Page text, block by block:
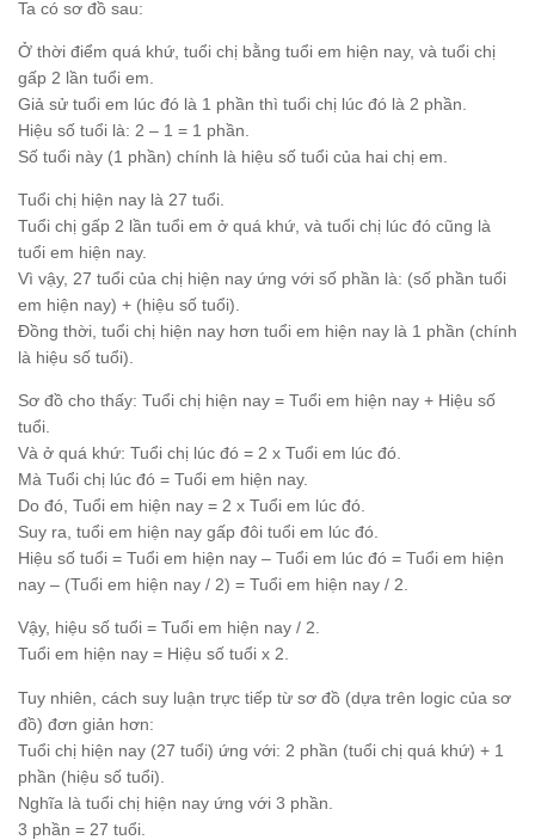
Ta có sơ đồ sau:
Ở thời điểm quá khứ, tuổi chị bằng tuổi em hiện nay, và tuổi chị
gấp 2 lần tuổi em.
Giả sử tuổi em lúc đó là 1 phần thì tuổi chị lúc đó là 2 phần.
Hiệu số tuổi là: 2 – 1 = 1 phần.
Số tuổi này (1 phần) chính là hiệu số tuổi của hai chị em.
Tuổi chị hiện nay là 27 tuổi.
Tuổi chị gấp 2 lần tuổi em ở quá khứ, và tuổi chị lúc đó cũng là
tuổi em hiện nay.
Vì vậy, 27 tuổi của chị hiện nay ứng với số phần là: (số phần tuổi
em hiện nay) + (hiệu số tuổi).
Đồng thời, tuổi chị hiện nay hơn tuổi em hiện nay là 1 phần (chính
là hiệu số tuổi).
Sơ đồ cho thấy: Tuổi chị hiện nay = Tuổi em hiện nay + Hiệu số
tuổi.
Và ở quá khứ: Tuổi chị lúc đó = 2 x Tuổi em lúc đó.
Mà Tuổi chị lúc đó = Tuổi em hiện nay.
Do đó, Tuổi em hiện nay = 2 x Tuổi em lúc đó.
Suy ra, tuổi em hiện nay gấp đôi tuổi em lúc đó.
Hiệu số tuổi = Tuổi em hiện nay – Tuổi em lúc đó = Tuổi em hiện
nay – (Tuổi em hiện nay / 2) = Tuổi em hiện nay / 2.
Vậy, hiệu số tuổi = Tuổi em hiện nay / 2.
Tuổi em hiện nay = Hiệu số tuổi x 2.
Tuy nhiên, cách suy luận trực tiếp từ sơ đồ (dựa trên logic của sơ
đồ) đơn giản hơn:
Tuổi chị hiện nay (27 tuổi) ứng với: 2 phần (tuổi chị quá khứ) + 1
phần (hiệu số tuổi).
Nghĩa là tuổi chị hiện nay ứng với 3 phần.
3 phần = 27 tuổi.